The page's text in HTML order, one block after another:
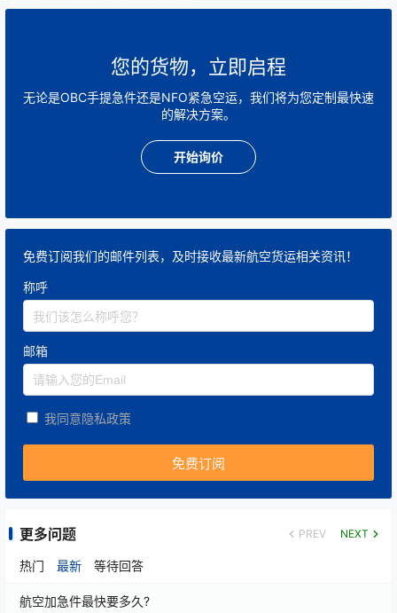
您的货物，立即启程
无论是OBC手提急件还是NFO紧急空运，我们将为您定制最快速
的解决方案。
开始询价
免费订阅我们的邮件列表，及时接收最新航空货运相关资讯！
称呼
邮箱
我同意隐私政策
更多问题 PREV NEXT
热门 最新 等待回答
航空加急件最快要多久?